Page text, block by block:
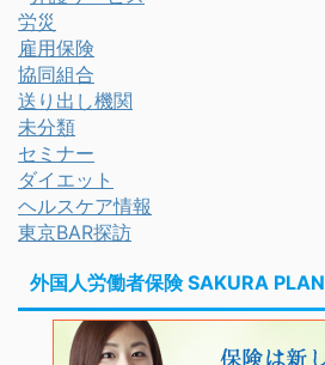
労災
雇用保険
協同組合
送り出し機関
未分類
セミナー
ダイエット
ヘルスケア情報
東京BAR探訪
外国人労働者保険 SAKURA PLAN